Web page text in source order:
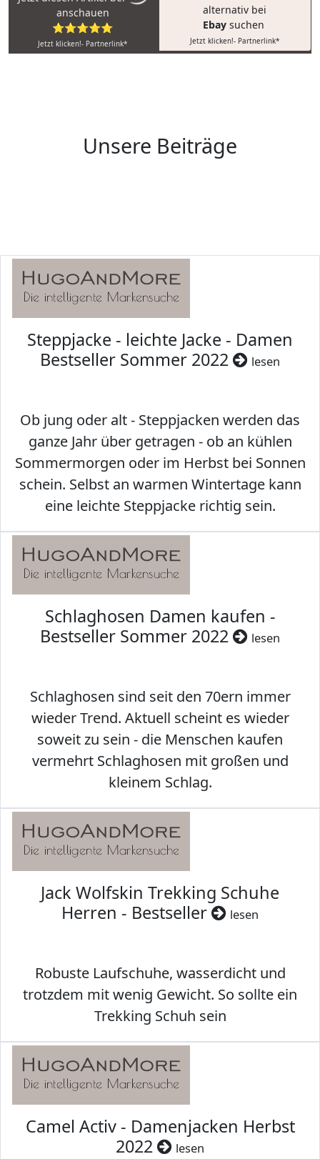
anschauen
⭐⭐⭐⭐⭐
Jetzt klicken!- Partnerlink*
alternativ bei
Ebay suchen
Jetzt klicken!- Partnerlink*
Unsere Beiträge
Steppjacke - leichte Jacke - Damen
Bestseller Sommer 2022
lesen
Ob jung oder alt - Steppjacken werden das
ganze Jahr über getragen - ob an kühlen
Sommermorgen oder im Herbst bei Sonnen
schein. Selbst an warmen Wintertage kann
eine leichte Steppjacke richtig sein.
Schlaghosen Damen kaufen -
Bestseller Sommer 2022
lesen
Schlaghosen sind seit den 70ern immer
wieder Trend. Aktuell scheint es wieder
soweit zu sein - die Menschen kaufen
vermehrt Schlaghosen mit großen und
kleinem Schlag.
Jack Wolfskin Trekking Schuhe
Herren - Bestseller
lesen
Robuste Laufschuhe, wasserdicht und
trotzdem mit wenig Gewicht. So sollte ein
Trekking Schuh sein
Camel Activ - Damenjacken Herbst
2022
lesen